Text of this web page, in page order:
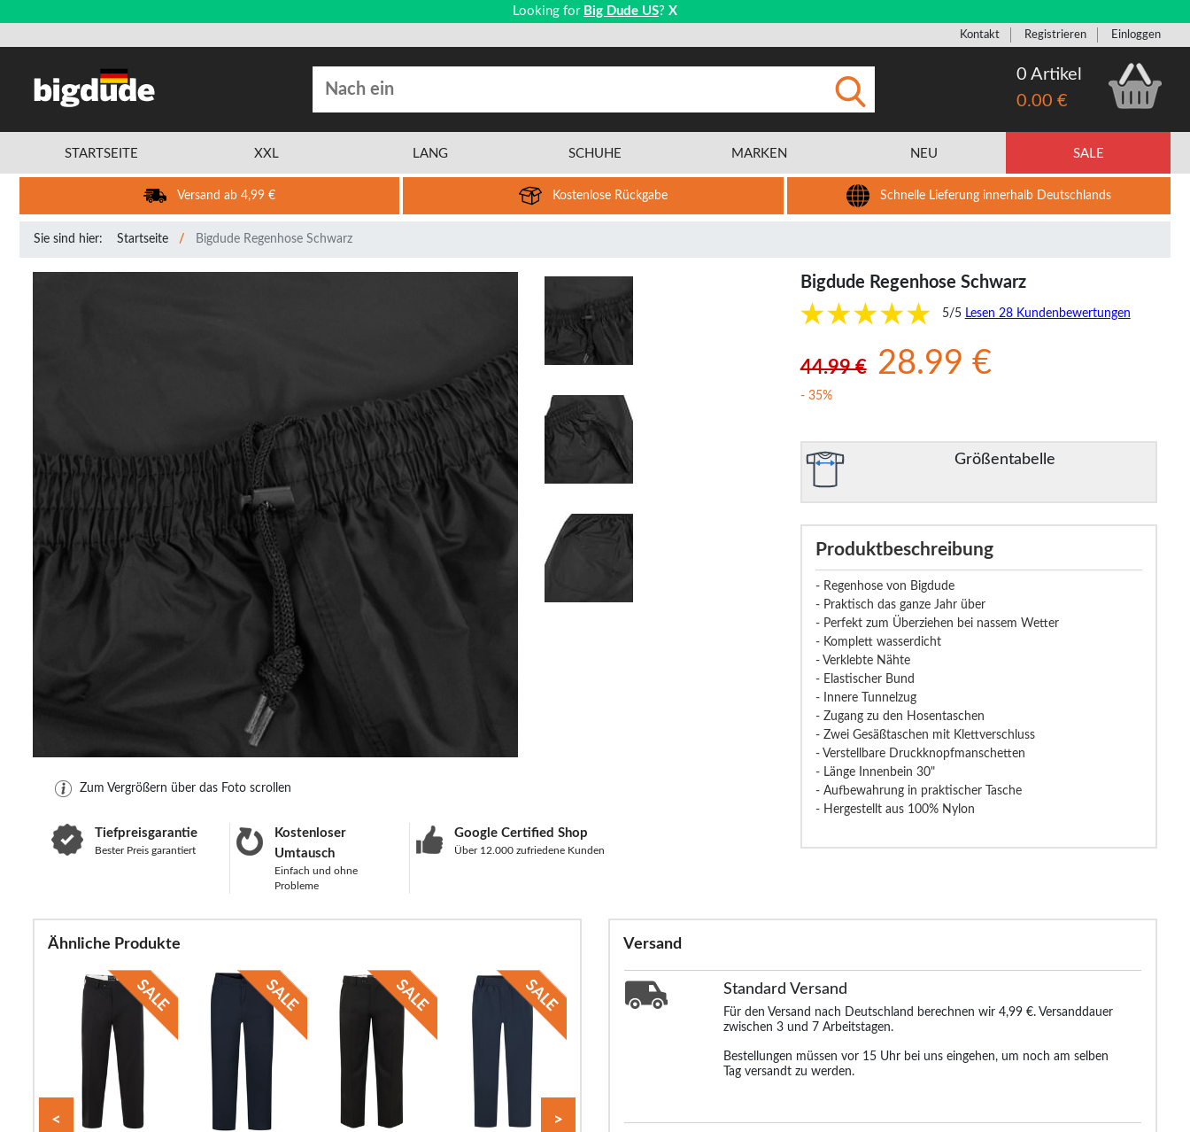
Looking for Big Dude US? X
Kontakt Registrieren Einloggen
0 Artikel
0.00 €
STARTSEITE XXL LANG SCHUHE MARKEN NEU SALE
Versand ab 4,99 € Kostenlose Rückgabe Schnelle Lieferung innerhalb Deutschlands
Sie sind hier: Startseite Bigdude Regenhose Schwarz
Zum Vergrößern über das Foto scrollen
Tiefpreisgarantie
Bester Preis garantiert
Kostenloser
Umtausch
Einfach und ohne
Probleme
Google Certified Shop
Über 12.000 zufriedene Kunden
Bigdude Regenhose Schwarz
5/5 Lesen 28 Kundenbewertungen
44.99 € 28.99 €
- 35%
Größentabelle
Produktbeschreibung
- Regenhose von Bigdude
- Praktisch das ganze Jahr über
- Perfekt zum Überziehen bei nassem Wetter
- Komplett wasserdicht
- Verklebte Nähte
- Elastischer Bund
- Innere Tunnelzug
- Zugang zu den Hosentaschen
- Zwei Gesäßtaschen mit Klettverschluss
- Verstellbare Druckknopfmanschetten
- Länge Innenbein 30"
- Aufbewahrung in praktischer Tasche
- Hergestellt aus 100% Nylon
Versand
StandardVersand
Für den Versand nach Deutschland berechnen wir 4,99 €. Versanddauer
zwischen 3 und 7 Arbeitstagen.
Bestellungen müssen vor 15 Uhr bei uns eingehen, um noch am selben
Tag versandt zu werden.
Ähnliche Produkte
< >